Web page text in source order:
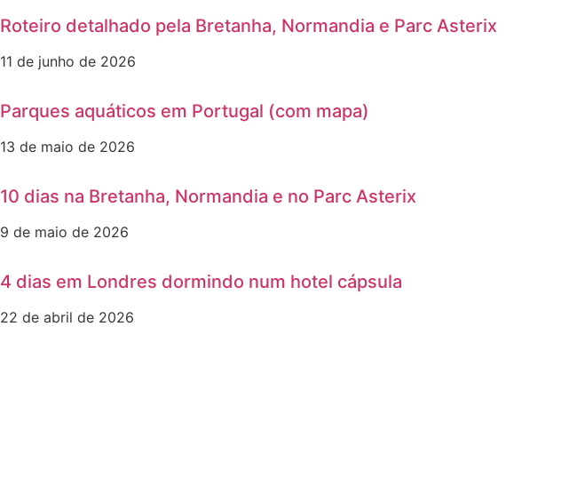
Roteiro detalhado pela Bretanha, Normandia e Parc Asterix
11 de junho de 2026
Parques aquáticos em Portugal (com mapa)
13 de maio de 2026
10 dias na Bretanha, Normandia e no Parc Asterix
9 de maio de 2026
4 dias em Londres dormindo num hotel cápsula
22 de abril de 2026